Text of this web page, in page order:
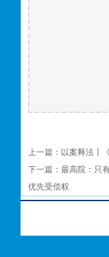
上一篇： 以案释法〡
下一篇： 最高院：只
优先受偿权